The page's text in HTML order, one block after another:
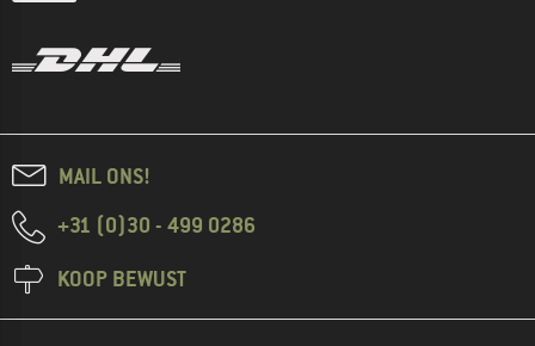
MAIL ONS!
+31 (0)30 - 499 0286
KOOP BEWUST